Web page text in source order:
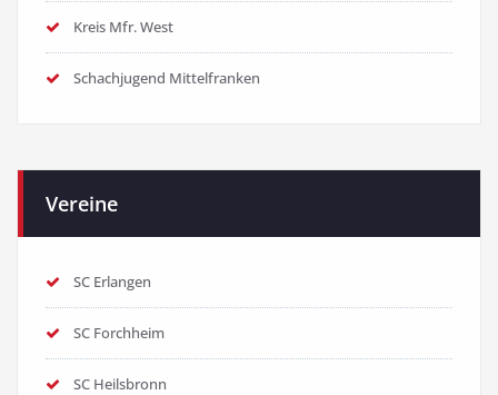
Kreis Mfr. West
Schachjugend Mittelfranken
Vereine
SC Erlangen
SC Forchheim
SC Heilsbronn